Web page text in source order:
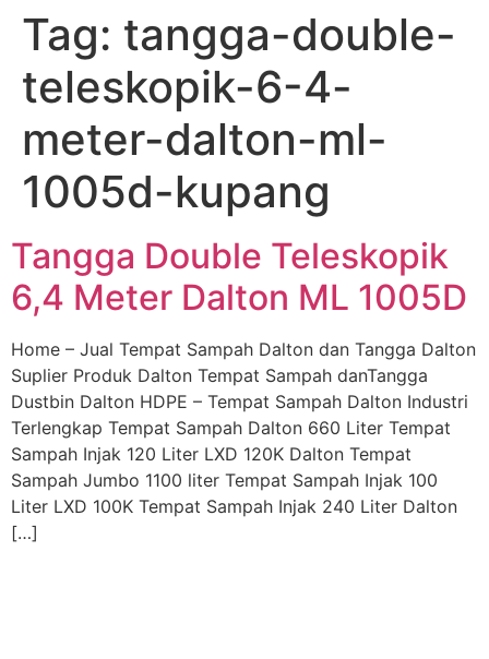
Skip
content
Tag: tangga-double-
teleskopik-6-4-
meter-dalton-ml-
1005d-kupang
Tangga Double Teleskopik
6,4 Meter Dalton ML 1005D
Home – Jual Tempat Sampah Dalton dan Tangga Dalton
Suplier Produk Dalton Tempat Sampah danTangga
Dustbin Dalton HDPE – Tempat Sampah Dalton Industri
Terlengkap Tempat Sampah Dalton 660 Liter Tempat
Sampah Injak 120 Liter LXD 120K Dalton Tempat
Sampah Jumbo 1100 liter Tempat Sampah Injak 100
Liter LXD 100K Tempat Sampah Injak 240 Liter Dalton
[…]